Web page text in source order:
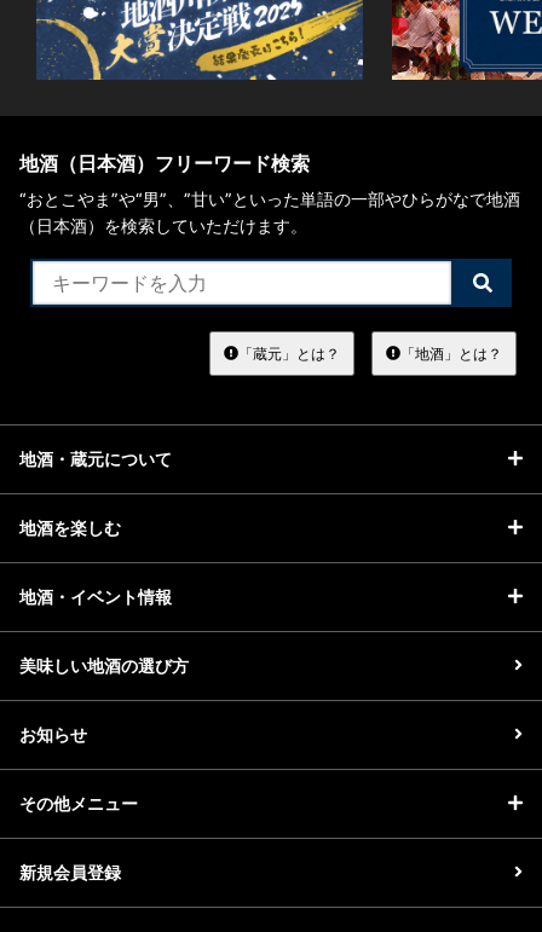
地酒（日本酒）フリーワード検索
“おとこやま”や“男”、”甘い”といった単語の一部やひらがなで地酒
（日本酒）を検索していただけます。
検
索
る
「蔵元」とは？ 「地酒」とは？
地酒・蔵元について
地酒を楽しむ
地酒・イベント情報
美味しい地酒の選び方
お知らせ
その他メニュー
新規会員登録